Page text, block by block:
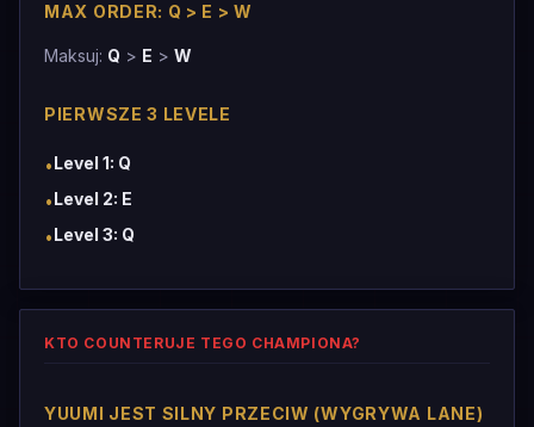
MAX ORDER: Q > E > W
Maksuj: Q > E > W
PIERWSZE 3 LEVELE
•Level 1: Q
•Level 2: E
•Level 3: Q
KTO COUNTERUJE TEGO CHAMPIONA?
YUUMI JEST SILNY PRZECIW (WYGRYWA LANE)